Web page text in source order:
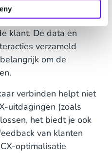
nog steeds, dan
een cruciaal
klant. De data en
verzameld
om de
verbinden helpt niet
uitdagingen (zoals
het biedt je ook
van klanten
optimalisatie